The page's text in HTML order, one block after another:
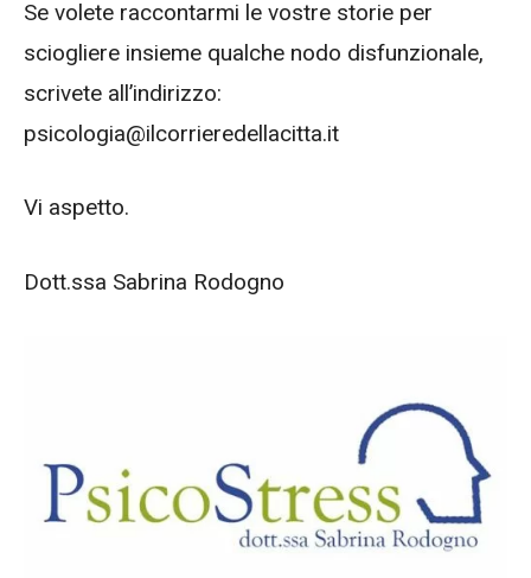
Se volete raccontarmi le vostre storie per
sciogliere insieme qualche nodo disfunzionale,
scrivete all’indirizzo:
psicologia@ilcorrieredellacitta.it
Vi aspetto.
Dott.ssa Sabrina Rodogno